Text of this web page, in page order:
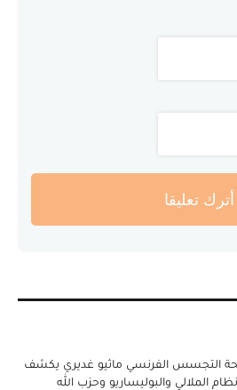
أترك تعليقا
التجسس الفرنسي ماثيو غديري يكشف
الملالي والبوليساريو وحزب الله